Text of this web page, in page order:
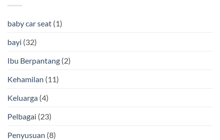
baby car seat (1)
bayi (32)
Ibu Berpantang (2)
Kehamilan (11)
Keluarga (4)
Pelbagai (23)
Penyusuan (8)